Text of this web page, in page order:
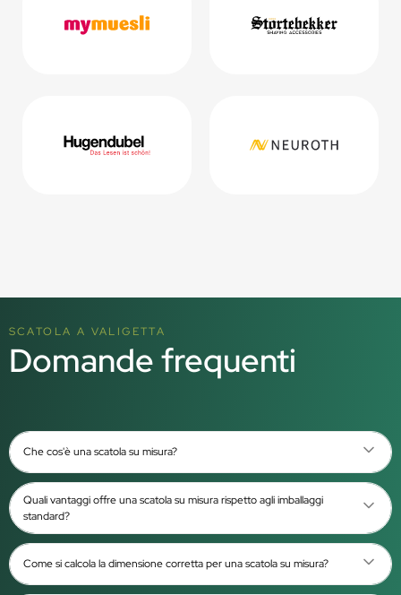
SCATOLA A VALIGETTA
Domande frequenti
Che cos'è una scatola su misura?
Quali vantaggi offre una scatola su misura rispetto agli imballaggi
standard?
Come si calcola la dimensione corretta per una scatola su misura?